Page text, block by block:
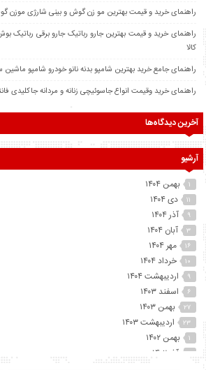
راهنمای خرید و قیمت بهترین مو زن گوش و بینی شارژی موزن
راهنمای خرید و قیمت بهترین جارو رباتیک جارو برقی رباتیک
کالا
راهنمای جامع خرید بهترین شامپو بدنه نانو خودرو شامپو
راهنمای خرید وقیمت انواع جاسوئیچی زنانه و مردانه جاکلیدی
آخرین دیدگاه‌ها
آرشیو
بهمن ۱۴۰۴
دی ۱۴۰۴
آذر ۱۴۰۴
آبان ۱۴۰۴ ۳
مهر ۱۴۰۴ ۱۶
خرداد ۱۴۰۴
اردیبهشت ۱۴۰۴
اسفند ۱۴۰۳ ۶
بهمن ۱۴۰۳ ۲۷
اردیبهشت ۱۴۰۳ ۲۳
بهمن ۱۴۰۲
آذر ۱۴۰۲ ۲